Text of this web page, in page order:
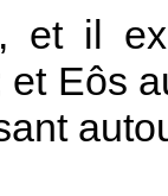
et il
et Eôs